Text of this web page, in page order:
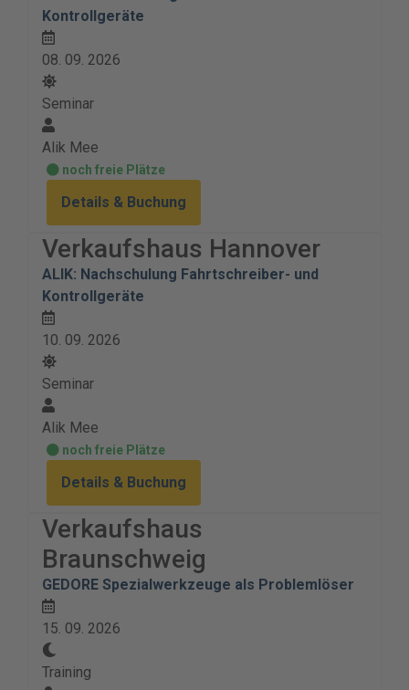
Kontrollgeräte
08. 09. 2026
Seminar
Alik Mee
noch freie Plätze
Details & Buchung
Verkaufshaus Hannover
ALIK: Nachschulung Fahrtschreiber- und
Kontrollgeräte
10. 09. 2026
Seminar
Alik Mee
noch freie Plätze
Details & Buchung
Verkaufshaus
Braunschweig
GEDORE Spezialwerkzeuge als Problemlöser
15. 09. 2026
Training